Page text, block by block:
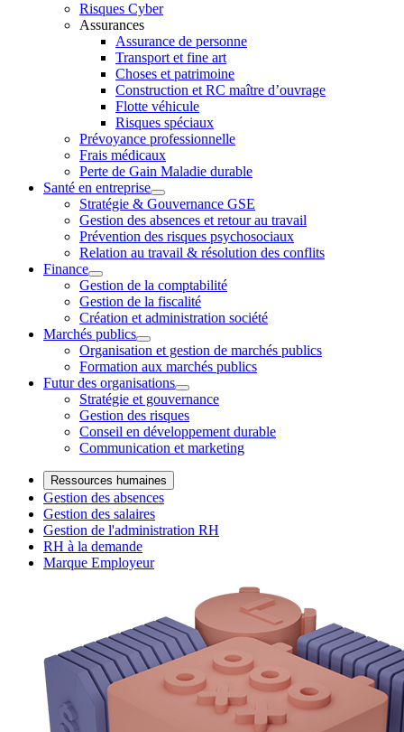
Risques Cyber
Assurances
Assurance de personne
Transport et fine art
Choses et patrimoine
Construction et RC maître d’ouvrage
Flotte véhicule
Risques spéciaux
Prévoyance professionnelle
Frais médicaux
Perte de Gain Maladie durable
Santé en entreprise
Stratégie & Gouvernance GSE
Gestion des absences et retour au travail
Prévention des risques psychosociaux
Relation au travail & résolution des conflits
Finance
Gestion de la comptabilité
Gestion de la fiscalité
Création et administration société
Marchés publics
Organisation et gestion de marchés publics
Formation aux marchés publics
Futur des organisations
Stratégie et gouvernance
Gestion des risques
Conseil en développement durable
Communication et marketing
Ressources humaines
Gestion des absences
Gestion des salaires
Gestion de l'administration RH
RH à la demande
Marque Employeur